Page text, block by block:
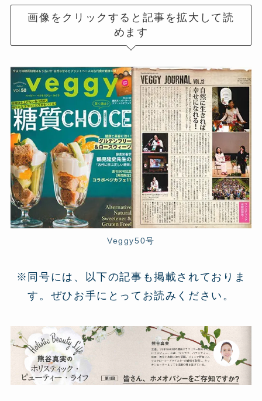
画像をクリックすると記事を拡大して読
めます
Veggy50号
※同号には、以下の記事も掲載されておりま
す。ぜひお手にとってお読みください。